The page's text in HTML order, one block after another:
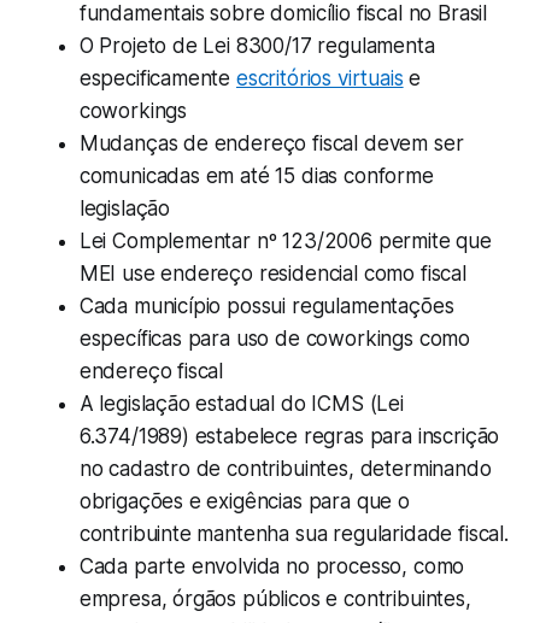
fundamentais sobre domicílio fiscal no Brasil
O Projeto de Lei 8300/17 regulamenta
especificamente escritórios virtuais e
coworkings
Mudanças de endereço fiscal devem ser
comunicadas em até 15 dias conforme
legislação
Lei Complementar nº 123/2006 permite que
MEI use endereço residencial como fiscal
Cada município possui regulamentações
específicas para uso de coworkings como
endereço fiscal
A legislação estadual do ICMS (Lei
6.374/1989) estabelece regras para inscrição
no cadastro de contribuintes, determinando
obrigações e exigências para que o
contribuinte mantenha sua regularidade fiscal.
Cada parte envolvida no processo, como
empresa, órgãos públicos e contribuintes,